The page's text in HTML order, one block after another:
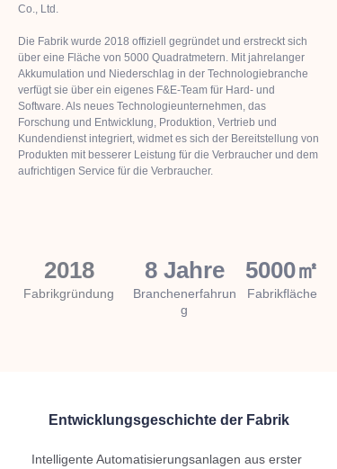
Co., Ltd.
Die Fabrik wurde 2018 offiziell gegründet und erstreckt sich
über eine Fläche von 5000 Quadratmetern. Mit jahrelanger
Akkumulation und Niederschlag in der Technologiebranche
verfügt sie über ein eigenes F&E-Team für Hard- und
Software. Als neues Technologieunternehmen, das
Forschung und Entwicklung, Produktion, Vertrieb und
Kundendienst integriert, widmet es sich der Bereitstellung von
Produkten mit besserer Leistung für die Verbraucher und dem
aufrichtigen Service für die Verbraucher.
2018
Fabrikgründung
8 Jahre
Branchenerfahrun
g
5000㎡
Fabrikfläche
Entwicklungsgeschichte der Fabrik
Intelligente Automatisierungsanlagen aus erster